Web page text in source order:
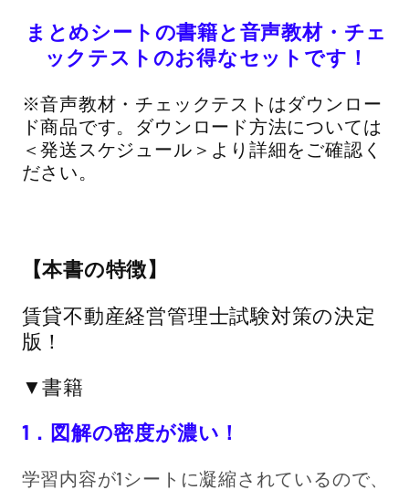
まとめシートの書籍と音声教材・チェ
ックテストのお得なセットです！
※音声教材・チェックテストはダウンロー
ド商品です。ダウンロード方法については
＜発送スケジュール＞より詳細をご確認く
ださい。
【本書の特徴】
賃貸不動産経営管理士試験対策の決定
版！
▼書籍
1 ．図解の密度が濃い！
学習内容が1シートに凝縮されているので、